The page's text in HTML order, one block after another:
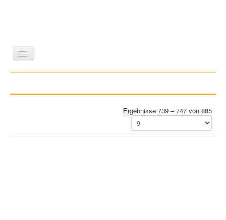
GESCHICHTE
WISSENSCHAFT
REIHEN
ZEITSCHRIFTEN/VERZEICHNISSEErgebnisse 739 – 747 von 885